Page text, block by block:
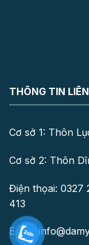
THÔNG TIN
Cơ sở 1: Thôn
Cơ sở 2: Thôn
Điện thọai: 0327
413
Email: